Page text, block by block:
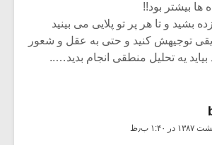
ها بیشتر بود!!
بشید و تا هر پر تو پلایی می بینید
توجیهش کنید و حتی به عقل و شعور
یه تحلیل منطقی انجام بدید…..